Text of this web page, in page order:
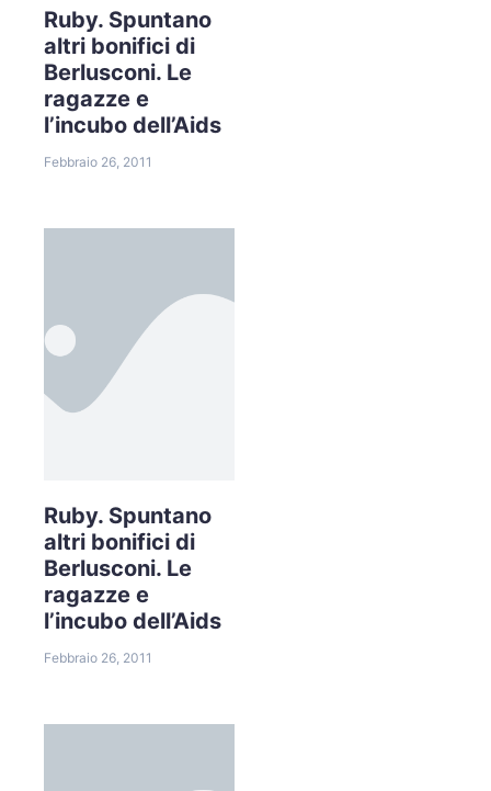
Ruby. Spuntano
altri bonifici di
Berlusconi. Le
ragazze e
l’incubo dell’Aids
Febbraio 26, 2011
Ruby. Spuntano
altri bonifici di
Berlusconi. Le
ragazze e
l’incubo dell’Aids
Febbraio 26, 2011